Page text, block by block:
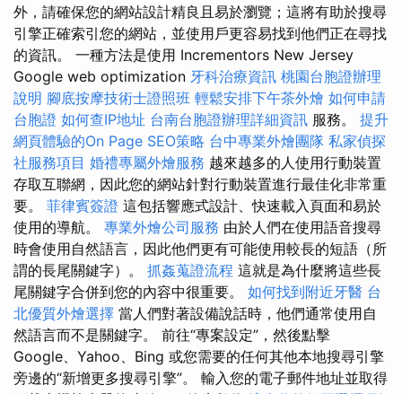
外，請確保您的網站設計精良且易於瀏覽；這將有助於搜尋
引擎正確索引您的網站，並使用戶更容易找到他們正在尋找
的資訊。 一種方法是使用 Incrementors New Jersey
Google web optimization 牙科治療資訊 桃園台胞證辦理
說明 腳底按摩技術士證照班 輕鬆安排下午茶外燴 如何申請
台胞證 如何查IP地址 台南台胞證辦理詳細資訊 服務。 提升
網頁體驗的On Page SEO策略 台中專業外燴團隊 私家偵探
社服務項目 婚禮專屬外燴服務 越來越多的人使用行動裝置
存取互聯網，因此您的網站針對行動裝置進行最佳化非常重
要。 菲律賓簽證 這包括響應式設計、快速載入頁面和易於
使用的導航。 專業外燴公司服務 由於人們在使用語音搜尋
時會使用自然語言，因此他們更有可能使用較長的短語（所
謂的長尾關鍵字）。 抓姦蒐證流程 這就是為什麼將這些長
尾關鍵字合併到您的內容中很重要。 如何找到附近牙醫 台
北優質外燴選擇 當人們對著設備說話時，他們通常使用自
然語言而不是關鍵字。 前往“專案設定”，然後點擊
Google、Yahoo、Bing 或您需要的任何其他本地搜尋引擎
旁邊的“新增更多搜尋引擎”。 輸入您的電子郵件地址並取得